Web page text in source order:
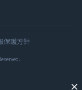
保護方針